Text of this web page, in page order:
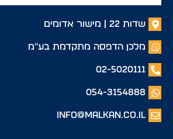
שדות 22 | מישור אדומים
מלכן הדפסה מתקדמת בע"מ
02-5020111
054-3154888
info@malkan.co.il